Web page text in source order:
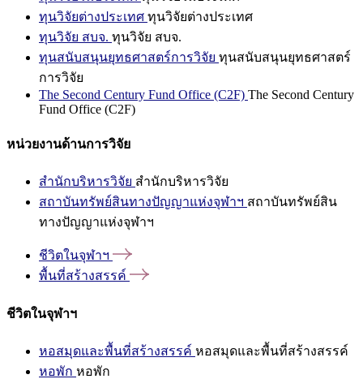
ทุนวิจัยต่างประเทศ ทุนวิจัยต่างประเทศ
ทุนวิจัย สบจ. ทุนวิจัย สบจ.
ทุนสนับสนุนยุทธศาสตร์การวิจัย ทุนสนับสนุนยุทธศาสตร์
การวิจัย
The Second Century Fund Office (C2F) The Second Century
Fund Office (C2F)
หน่วยงานด้านการวิจัย
สำนักบริหารวิจัย สำนักบริหารวิจัย
สถาบันทรัพย์สินทางปัญญาแห่งจุฬาฯ สถาบันทรัพย์สิน
ทางปัญญาแห่งจุฬาฯ
ชีวิตในจุฬาฯ
พื้นที่สร้างสรรค์
ชีวิตในจุฬาฯ
หอสมุดและพื้นที่สร้างสรรค์ หอสมุดและพื้นที่สร้างสรรค์
หอพัก หอพัก